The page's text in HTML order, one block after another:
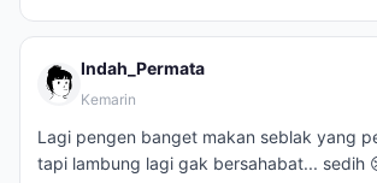
Indah_Permata
Kemarin
Lagi pengen banget makan seblak yang
tapi lambung lagi gak bersahabat... sedih